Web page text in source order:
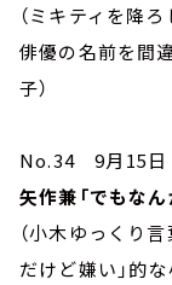
（ミキティを降
俳優の名前を間
子）
No.34 9月15日
矢作兼「でもなん
（小木ゆっくり
だけど嫌い」的